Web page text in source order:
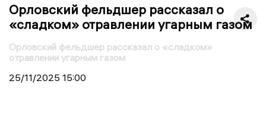
Орловский фельдшер рассказал о
«сладком» отравлении угарным газом
Орловский фельдшер рассказал о «сладком»
отравлении угарным газом
25/11/2025 15:00